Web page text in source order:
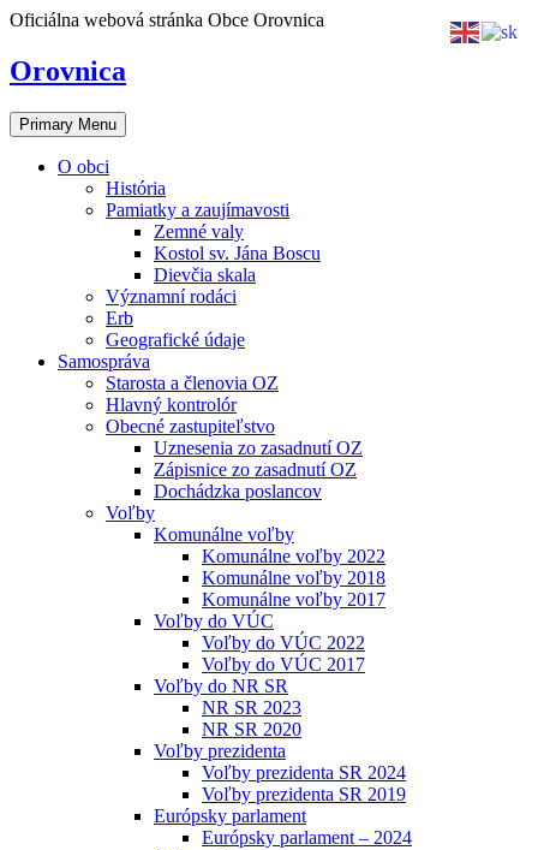
Skip
content
Oficiálna webová stránka Obce Orovnica
Orovnica
Primary Menu
O obci
História
Pamiatky a zaujímavosti
Zemné valy
Kostol sv. Jána Boscu
Dievčia skala
Významní rodáci
Erb
Geografické údaje
Samospráva
Starosta a členovia OZ
Hlavný kontrolór
Obecné zastupiteľstvo
Uznesenia zo zasadnutí OZ
Zápisnice zo zasadnutí OZ
Dochádzka poslancov
Voľby
Komunálne voľby
Komunálne voľby 2022
Komunálne voľby 2018
Komunálne voľby 2017
Voľby do VÚC
Voľby do VÚC 2022
Voľby do VÚC 2017
Voľby do NR SR
NR SR 2023
NR SR 2020
Voľby prezidenta
Voľby prezidenta SR 2024
Voľby prezidenta SR 2019
Európsky parlament
Európsky parlament – 2024